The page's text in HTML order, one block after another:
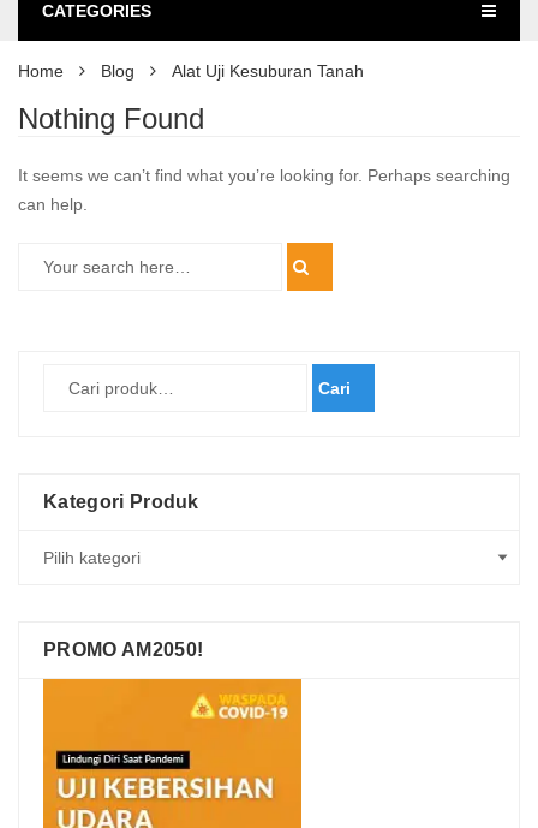
CATEGORIES
Home Blog Alat Uji Kesuburan Tanah
Nothing Found
It seems we can’t find what you’re looking for. Perhaps searching
can help.
Cari
Kategori Produk
PROMO AM2050!